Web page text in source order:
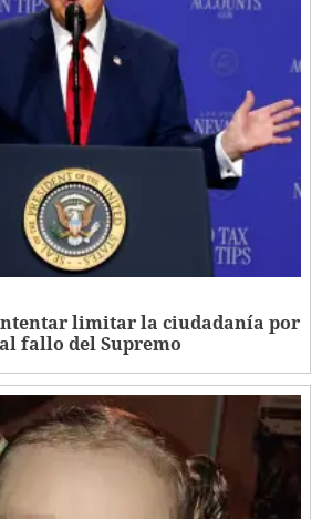
limitar la ciudadanía por
fallo del Supremo